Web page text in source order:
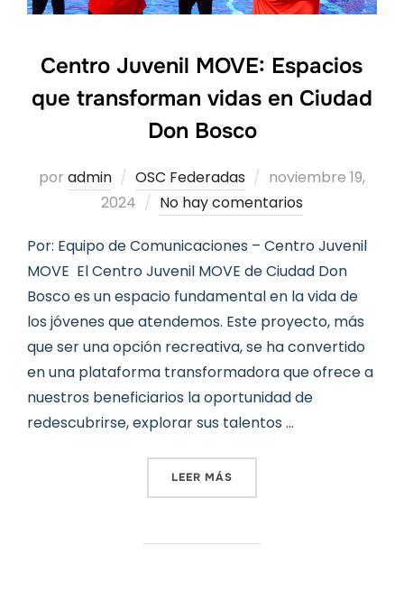
Centro Juvenil MOVE: Espacios
que transforman vidas en Ciudad
Don Bosco
por admin OSC Federadas
Publicado
el
noviembre 19,
2024
No hay comentarios
Por: Equipo de Comunicaciones – Centro Juvenil
MOVE El Centro Juvenil MOVE de Ciudad Don
Bosco es un espacio fundamental en la vida de
los jóvenes que atendemos. Este proyecto, más
que ser una opción recreativa, se ha convertido
en una plataforma transformadora que ofrece a
nuestros beneficiarios la oportunidad de
redescubrirse, explorar sus talentos …
LEER MÁS